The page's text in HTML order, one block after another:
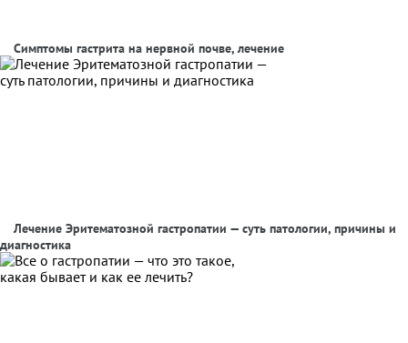
Симптомы гастрита на нервной почве, лечение
Лечение Эритематозной гастропатии — суть патологии, причины и
диагностика